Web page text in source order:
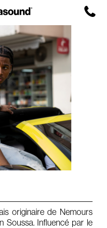
originaire de Nemours
Soussa. Influencé par le